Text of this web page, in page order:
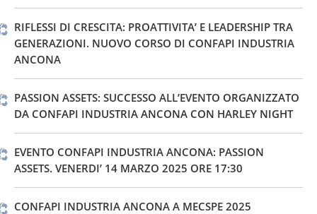
RIFLESSI DI CRESCITA: PROATTIVITA’ E LEADERSHIP TRA
GENERAZIONI. NUOVO CORSO DI CONFAPI INDUSTRIA
ANCONA
PASSION ASSETS: SUCCESSO ALL’EVENTO ORGANIZZATO
DA CONFAPI INDUSTRIA ANCONA CON HARLEY NIGHT
EVENTO CONFAPI INDUSTRIA ANCONA: PASSION
ASSETS. VENERDI’ 14 MARZO 2025 ORE 17:30
CONFAPI INDUSTRIA ANCONA A MECSPE 2025